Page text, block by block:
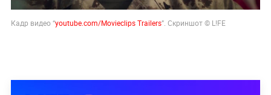
Кадр видео “youtube.com/Movieclips Trailers”. Скриншот © L!FE